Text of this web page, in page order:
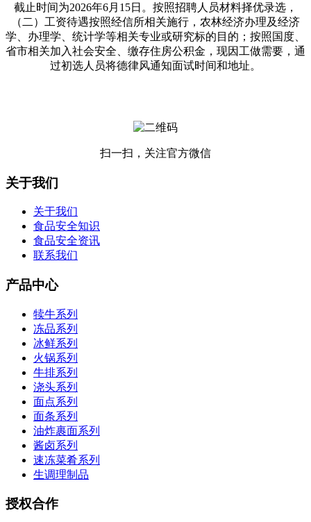
截止时间为2026年6月15日。按照招聘人员材料择优录选，
（二）工资待遇按照经信所相关施行，农林经济办理及经济
学、办理学、统计学等相关专业或研究标的目的；按照国度、
省市相关加入社会安全、缴存住房公积金，现因工做需要，通
过初选人员将德律风通知面试时间和地址。
扫一扫，关注官方微信
关于我们
关于我们
食品安全知识
食品安全资讯
联系我们
产品中心
犊牛系列
冻品系列
冰鲜系列
火锅系列
牛排系列
浇头系列
面点系列
面条系列
油炸裹面系列
酱卤系列
速冻菜肴系列
生调理制品
授权合作